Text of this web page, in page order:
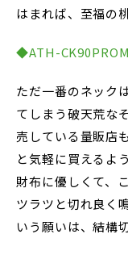
はまれば、至福の
◆ATH-
ただ一番のネック
てしまう破天荒な
売している量販店
と気軽に買えるよ
財布に優しくて、
ツラツと切れ良く
いう願いは、結構